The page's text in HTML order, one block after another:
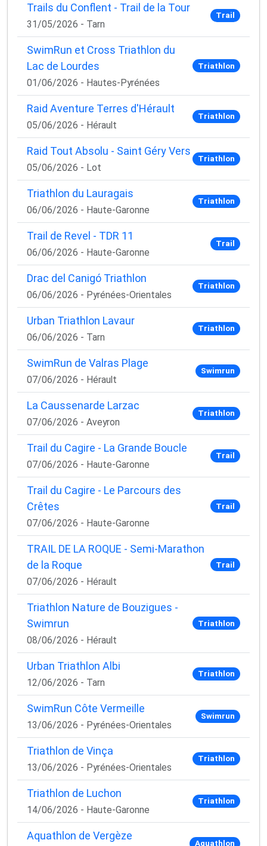
Trails du Conflent - Trail de la Tour
31/05/2026 - Tarn
Trail
SwimRun et Cross Triathlon du
Lac de Lourdes
01/06/2026 - Hautes-Pyrénées
Triathlon
Raid Aventure Terres d'Hérault
05/06/2026 - Hérault
Triathlon
Raid Tout Absolu - Saint Géry Vers
05/06/2026 - Lot
Triathlon
Triathlon du Lauragais
06/06/2026 - Haute-Garonne
Triathlon
Trail de Revel - TDR 11
06/06/2026 - Haute-Garonne
Trail
Drac del Canigó Triathlon
06/06/2026 - Pyrénées-Orientales
Triathlon
Urban Triathlon Lavaur
06/06/2026 - Tarn
Triathlon
SwimRun de Valras Plage
07/06/2026 - Hérault
Swimrun
La Caussenarde Larzac
07/06/2026 - Aveyron
Triathlon
Trail du Cagire - La Grande Boucle
07/06/2026 - Haute-Garonne
Trail
Trail du Cagire - Le Parcours des
Crêtes
07/06/2026 - Haute-Garonne
Trail
TRAIL DE LA ROQUE - Semi-Marathon
de la Roque
07/06/2026 - Hérault
Trail
Triathlon Nature de Bouzigues -
Swimrun
08/06/2026 - Hérault
Triathlon
Urban Triathlon Albi
12/06/2026 - Tarn
Triathlon
SwimRun Côte Vermeille
13/06/2026 - Pyrénées-Orientales
Swimrun
Triathlon de Vinça
13/06/2026 - Pyrénées-Orientales
Triathlon
Triathlon de Luchon
14/06/2026 - Haute-Garonne
Triathlon
Aquathlon de Vergèze
Aquathlon